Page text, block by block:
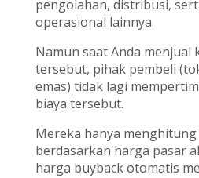
pengolahan, distribusi,
operasional lainnya.
Namun saat Anda menjual
tersebut, pihak pembeli
emas) tidak lagi
biaya tersebut.
Mereka hanya menghitung
berdasarkan harga pasar
harga buyback otomatis